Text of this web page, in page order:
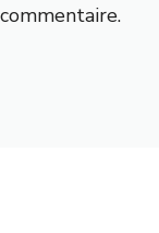
commentaire.